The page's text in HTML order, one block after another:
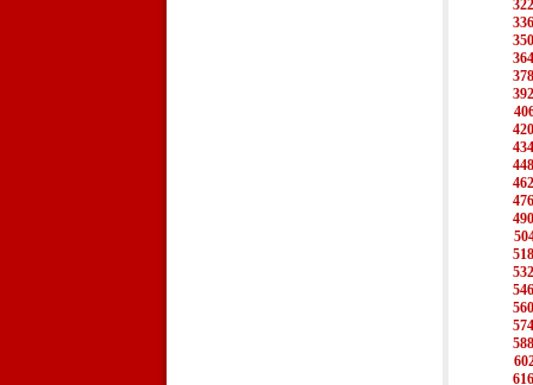
322
336
350
364
378
392
420
434
448
462
476
490
518
532
546
560
574
588
616